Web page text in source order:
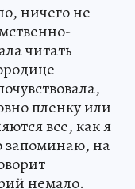
ничего не
читать
пленку или
все, как я
запоминаю, на
немало.